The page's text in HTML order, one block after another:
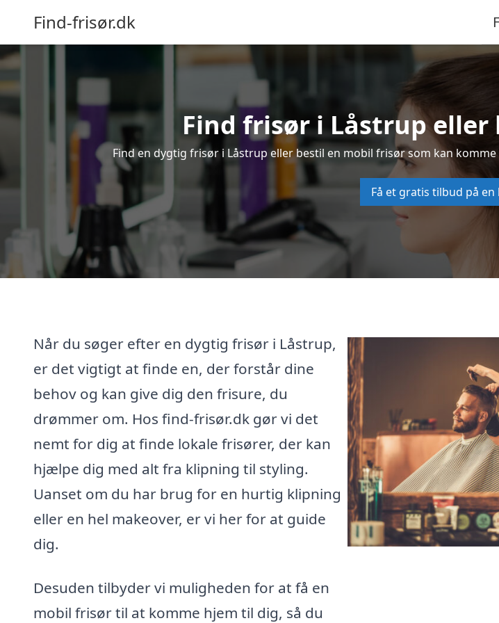
Find-frisør.dk
Find frisør i Låstrup
Find en dygtig frisør i Låstrup eller bestil en mobil frisør som kan
Få et gratis tilbud på
Når du søger efter en dygtig frisør i Låstrup,
er det vigtigt at finde en, der forstår dine
behov og kan give dig den frisure, du
drømmer om. Hos find-frisør.dk gør vi det
nemt for dig at finde lokale frisører, der kan
hjælpe dig med alt fra klipning til styling.
Uanset om du har brug for en hurtig klipning
eller en hel makeover, er vi her for at guide
dig.
Desuden tilbyder vi muligheden for at få en
mobil frisør til at komme hjem til dig, så du